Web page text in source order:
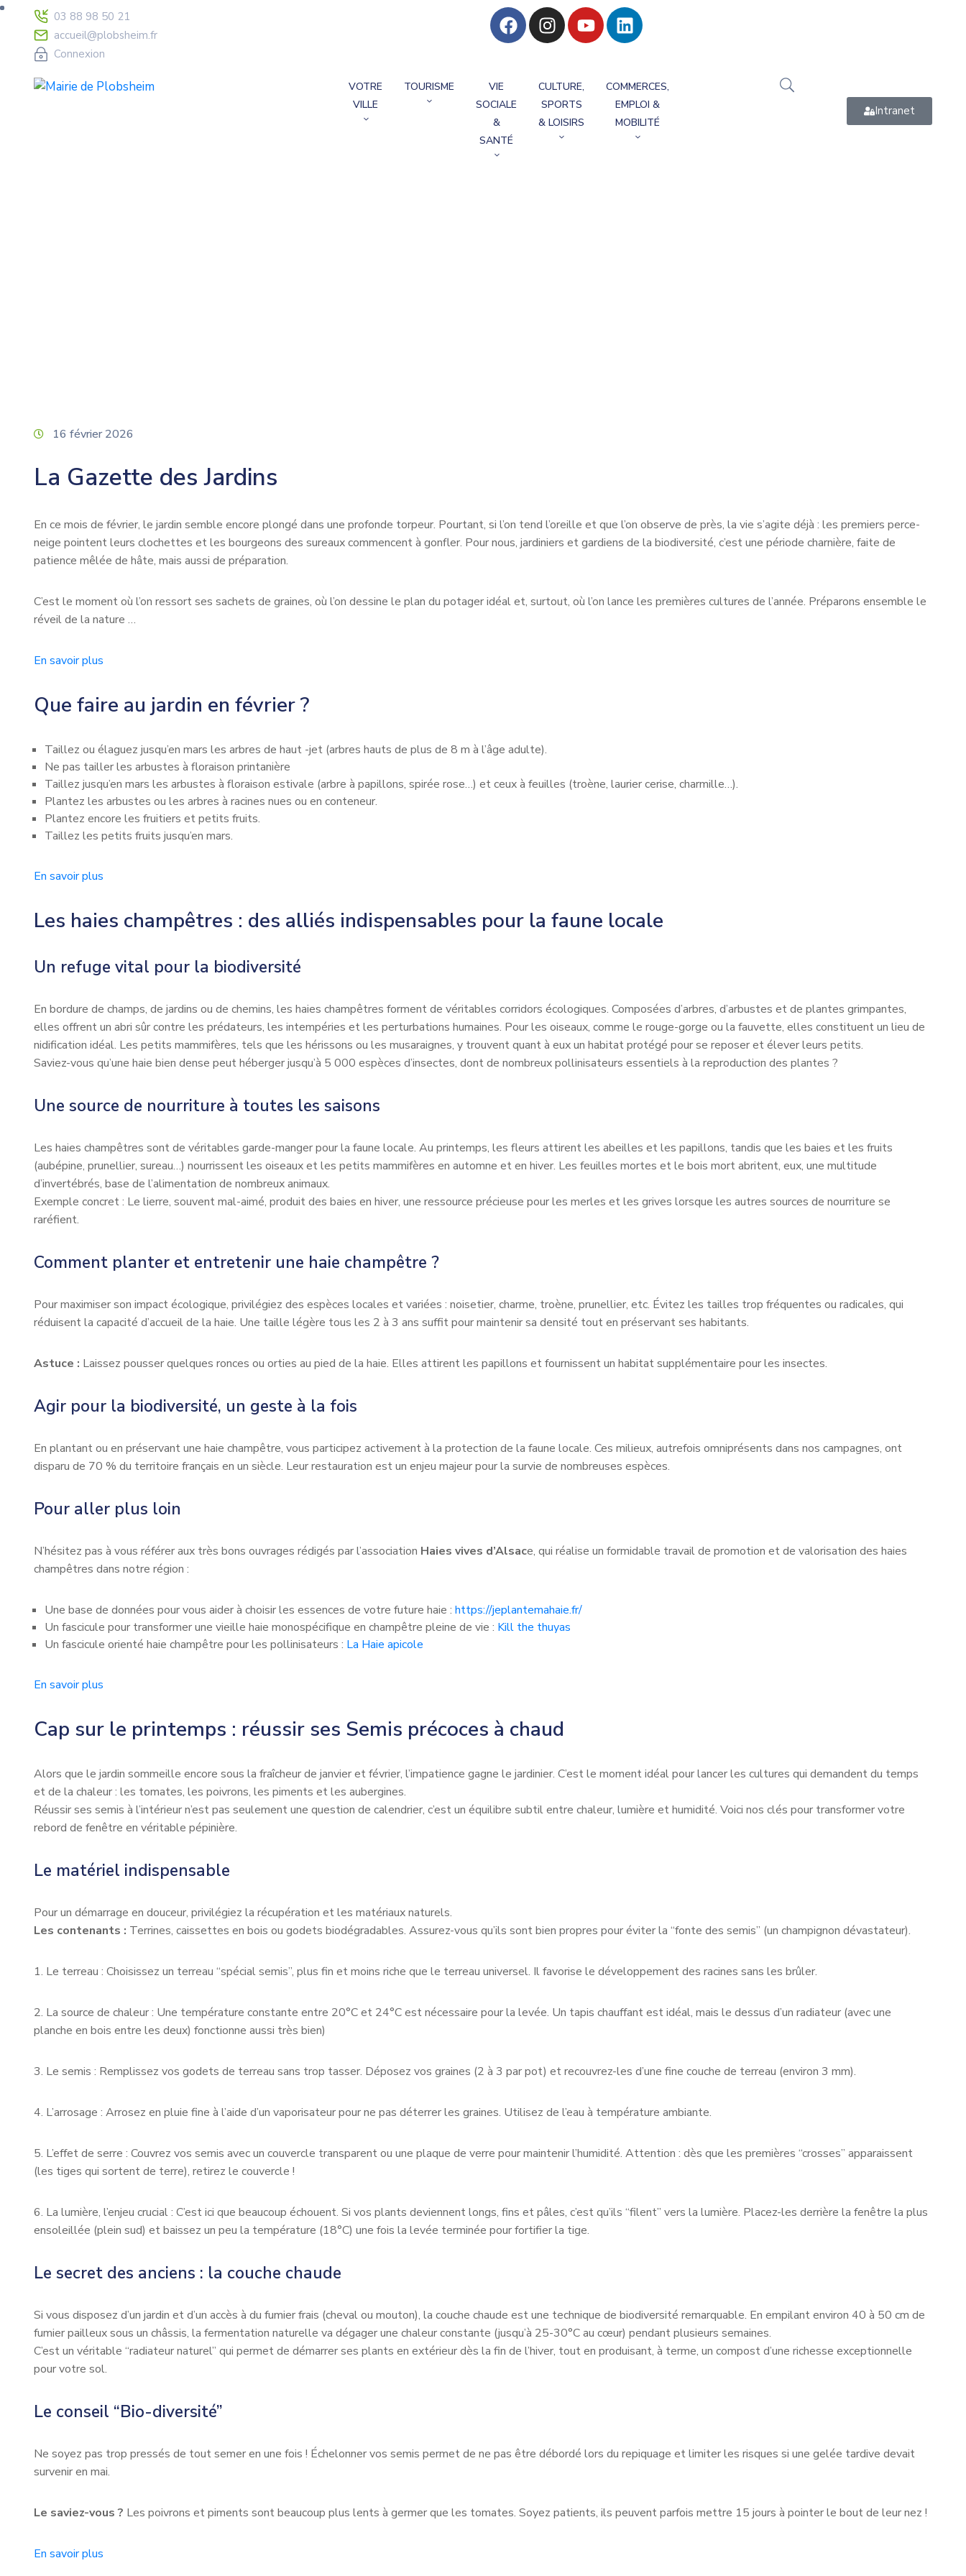
03 88 98 50 21
accueil@plobsheim.fr
Connexion
VOTRE
VILLE
TOURISME
VIE
SOCIALE
&
SANTÉ
CULTURE,
SPORTS
& LOISIRS
COMMERCES,
EMPLOI &
MOBILITÉ
Intranet
16 février 2026
La Gazette des Jardins
En ce mois de février, le jardin semble encore plongé dans une profonde torpeur. Pourtant, si l’on tend l’oreille et que l’on observe de près, la vie s’agite déjà : les premiers perce-
neige pointent leurs clochettes et les bourgeons des sureaux commencent à gonfler. Pour nous, jardiniers et gardiens de la biodiversité, c’est une période charnière, faite de
patience mêlée de hâte, mais aussi de préparation.
C’est le moment où l’on ressort ses sachets de graines, où l’on dessine le plan du potager idéal et, surtout, où l’on lance les premières cultures de l’année. Préparons ensemble le
réveil de la nature …
En savoir plus
Que faire au jardin en février ?
Taillez ou élaguez jusqu’en mars les arbres de haut -jet (arbres hauts de plus de 8 m à l’âge adulte).
Ne pas tailler les arbustes à floraison printanière
Taillez jusqu’en mars les arbustes à floraison estivale (arbre à papillons, spirée rose…) et ceux à feuilles (troène, laurier cerise, charmille…).
Plantez les arbustes ou les arbres à racines nues ou en conteneur.
Plantez encore les fruitiers et petits fruits.
Taillez les petits fruits jusqu’en mars.
En savoir plus
Les haies champêtres : des alliés indispensables pour la faune locale
Un refuge vital pour la biodiversité
En bordure de champs, de jardins ou de chemins, les haies champêtres forment de véritables corridors écologiques. Composées d’arbres, d’arbustes et de plantes grimpantes,
elles offrent un abri sûr contre les prédateurs, les intempéries et les perturbations humaines. Pour les oiseaux, comme le rouge-gorge ou la fauvette, elles constituent un lieu de
nidification idéal. Les petits mammifères, tels que les hérissons ou les musaraignes, y trouvent quant à eux un habitat protégé pour se reposer et élever leurs petits.
Saviez-vous qu’une haie bien dense peut héberger jusqu’à 5 000 espèces d’insectes, dont de nombreux pollinisateurs essentiels à la reproduction des plantes ?
Une source de nourriture à toutes les saisons
Les haies champêtres sont de véritables garde-manger pour la faune locale. Au printemps, les fleurs attirent les abeilles et les papillons, tandis que les baies et les fruits
(aubépine, prunellier, sureau…) nourrissent les oiseaux et les petits mammifères en automne et en hiver. Les feuilles mortes et le bois mort abritent, eux, une multitude
d’invertébrés, base de l’alimentation de nombreux animaux.
Exemple concret : Le lierre, souvent mal-aimé, produit des baies en hiver, une ressource précieuse pour les merles et les grives lorsque les autres sources de nourriture se
raréfient.
Comment planter et entretenir une haie champêtre ?
Pour maximiser son impact écologique, privilégiez des espèces locales et variées : noisetier, charme, troène, prunellier, etc. Évitez les tailles trop fréquentes ou radicales, qui
réduisent la capacité d’accueil de la haie. Une taille légère tous les 2 à 3 ans suffit pour maintenir sa densité tout en préservant ses habitants.
Astuce : Laissez pousser quelques ronces ou orties au pied de la haie. Elles attirent les papillons et fournissent un habitat supplémentaire pour les insectes.
Agir pour la biodiversité, un geste à la fois
En plantant ou en préservant une haie champêtre, vous participez activement à la protection de la faune locale. Ces milieux, autrefois omniprésents dans nos campagnes, ont
disparu de 70 % du territoire français en un siècle. Leur restauration est un enjeu majeur pour la survie de nombreuses espèces.
Pour aller plus loin
N’hésitez pas à vous référer aux très bons ouvrages rédigés par l’association Haies vives d’Alsace, qui réalise un formidable travail de promotion et de valorisation des haies
champêtres dans notre région :
Une base de données pour vous aider à choisir les essences de votre future haie : https://jeplantemahaie.fr/
Un fascicule pour transformer une vieille haie monospécifique en champêtre pleine de vie : Kill the thuyas
Un fascicule orienté haie champêtre pour les pollinisateurs : La Haie apicole
En savoir plus
Cap sur le printemps : réussir ses Semis précoces à chaud
Alors que le jardin sommeille encore sous la fraîcheur de janvier et février, l’impatience gagne le jardinier. C’est le moment idéal pour lancer les cultures qui demandent du temps
et de la chaleur : les tomates, les poivrons, les piments et les aubergines.
Réussir ses semis à l’intérieur n’est pas seulement une question de calendrier, c’est un équilibre subtil entre chaleur, lumière et humidité. Voici nos clés pour transformer votre
rebord de fenêtre en véritable pépinière.
Le matériel indispensable
Pour un démarrage en douceur, privilégiez la récupération et les matériaux naturels.
Les contenants : Terrines, caissettes en bois ou godets biodégradables. Assurez-vous qu’ils sont bien propres pour éviter la “fonte des semis” (un champignon dévastateur).
1. Le terreau : Choisissez un terreau “spécial semis”, plus fin et moins riche que le terreau universel. Il favorise le développement des racines sans les brûler.
2. La source de chaleur : Une température constante entre 20°C et 24°C est nécessaire pour la levée. Un tapis chauffant est idéal, mais le dessus d’un radiateur (avec une
planche en bois entre les deux) fonctionne aussi très bien)
3. Le semis : Remplissez vos godets de terreau sans trop tasser. Déposez vos graines (2 à 3 par pot) et recouvrez-les d’une fine couche de terreau (environ 3 mm).
4. L’arrosage : Arrosez en pluie fine à l’aide d’un vaporisateur pour ne pas déterrer les graines. Utilisez de l’eau à température ambiante.
5. L’effet de serre : Couvrez vos semis avec un couvercle transparent ou une plaque de verre pour maintenir l’humidité. Attention : dès que les premières “crosses” apparaissent
(les tiges qui sortent de terre), retirez le couvercle !
6. La lumière, l’enjeu crucial : C’est ici que beaucoup échouent. Si vos plants deviennent longs, fins et pâles, c’est qu’ils “filent” vers la lumière. Placez-les derrière la fenêtre la plus
ensoleillée (plein sud) et baissez un peu la température (18°C) une fois la levée terminée pour fortifier la tige.
Le secret des anciens : la couche chaude
Si vous disposez d’un jardin et d’un accès à du fumier frais (cheval ou mouton), la couche chaude est une technique de biodiversité remarquable. En empilant environ 40 à 50 cm de
fumier pailleux sous un châssis, la fermentation naturelle va dégager une chaleur constante (jusqu’à 25-30°C au cœur) pendant plusieurs semaines.
C’est un véritable “radiateur naturel” qui permet de démarrer ses plants en extérieur dès la fin de l’hiver, tout en produisant, à terme, un compost d’une richesse exceptionnelle
pour votre sol.
Le conseil “Bio-diversité”
Ne soyez pas trop pressés de tout semer en une fois ! Échelonner vos semis permet de ne pas être débordé lors du repiquage et limiter les risques si une gelée tardive devait
survenir en mai.
Le saviez-vous ? Les poivrons et piments sont beaucoup plus lents à germer que les tomates. Soyez patients, ils peuvent parfois mettre 15 jours à pointer le bout de leur nez !
En savoir plus